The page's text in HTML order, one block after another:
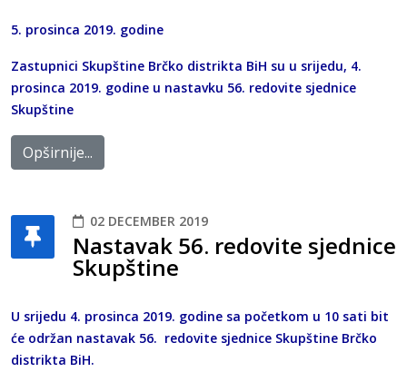
5. prosinca 2019. godine
Zastupnici Skupštine Brčko distrikta BiH su u srijedu, 4.
prosinca 2019. godine u nastavku 56. redovite sjednice
Skupštine
Opširnije...
02 DECEMBER 2019
Nastavak 56. redovite sjednice
Skupštine
U srijedu 4. prosinca 2019. godine sa početkom u 10 sati bit
će održan nastavak 56. redovite sjednice Skupštine Brčko
distrikta BiH.